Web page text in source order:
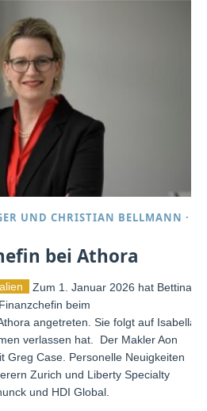
UNDCHRISTIAN BELLMANN ·
bei Athora
Zum 1. Januar 2026 hat Bettina
beim
angetreten. Sie folgt auf Isabella
verlassen hat. Der Makler Aon
Greg Case. Personelle Neuigkeiten
Zurich und Liberty Specialty
und HDI Global.